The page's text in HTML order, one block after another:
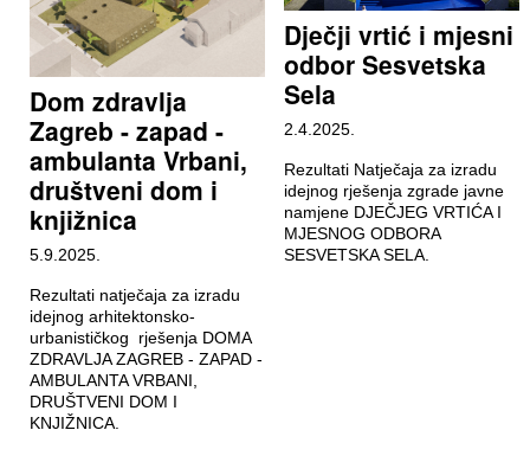
Dom zdravlja
Zagreb - zapad -
ambulanta Vrbani,
društveni dom i
knjižnica
5.9.2025.
Rezultati natječaja za izradu
idejnog arhitektonsko-
urbanističkog rješenja DOMA
ZDRAVLJA ZAGREB - ZAPAD -
AMBULANTA VRBANI,
DRUŠTVENI DOM I
KNJIŽNICA.
Dječji vrtić i mjesni
odbor Sesvetska
Sela
2.4.2025.
Rezultati Natječaja za izradu
idejnog rješenja zgrade javne
namjene DJEČJEG VRTIĆA I
MJESNOG ODBORA
SESVETSKA SELA.